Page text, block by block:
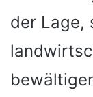
der Lage,